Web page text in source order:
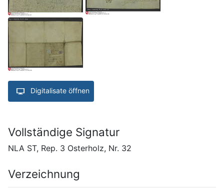
Digitalisate öffnen
Vollständige Signatur
NLA ST, Rep. 3 Osterholz, Nr. 32
Verzeichnung